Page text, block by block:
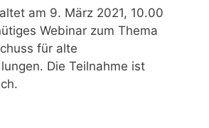
am 9. März 2021, 10.00
Webinar zum Thema
für alte
Die Teilnahme ist